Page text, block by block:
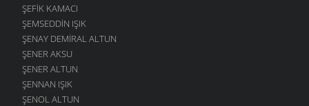
ŞEFIK KAMACI
ŞEMSEDDIN IŞIK
ŞENAY DEMIRAL ALTUN
ŞENER AKSU
ŞENER ALTUN
ŞENNAN IŞIK
ŞENOL ALTUN